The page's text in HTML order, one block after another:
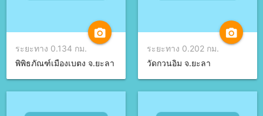
camera_alt
ระยะทาง 0.134 กม.
พิพิธภัณฑ์เมืองเบตง จ.ยะลา
camera_alt
ระยะทาง 0.202 กม.
วัดกวนอิม จ.ยะลา